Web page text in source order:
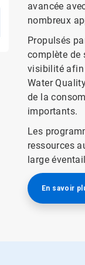
avancée
nombreux
Propulsés
complète de
visibilité afin
Water
de la
importants.
Les
ressources
large
En savoir